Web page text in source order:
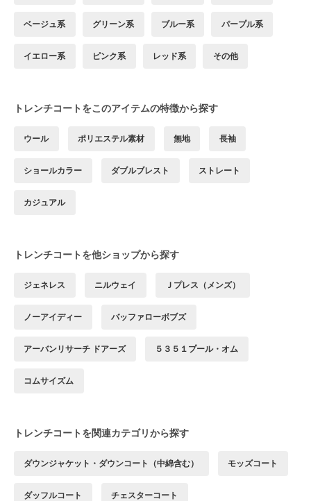
ベージュ系 グリーン系 ブルー系 パープル系
イエロー系 ピンク系 レッド系 その他
トレンチコートをこのアイテムの特徴から探す
ウール ポリエステル素材 無地 長袖
ショールカラー ダブルブレスト ストレート
カジュアル
トレンチコートを他ショップから探す
ジェネレス ニルウェイ Ｊプレス（メンズ）
ノーアイディー バッファローボブズ
アーバンリサーチ ドアーズ ５３５１プール・オム
コムサイズム
トレンチコートを関連カテゴリから探す
ダウンジャケット・ダウンコート（中綿含む） モッズコート
ダッフルコート チェスターコート